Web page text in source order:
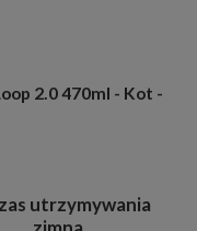
2.0 470ml - Kot -
utrzymywania